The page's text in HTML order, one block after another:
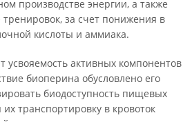
производстве энергии, а также
тренировок, за счет понижения в
кислоты и аммиака.
усвояемость активных компонентов
биоперина обусловлено его
биодоступность пищевых
транспортировку в кровоток